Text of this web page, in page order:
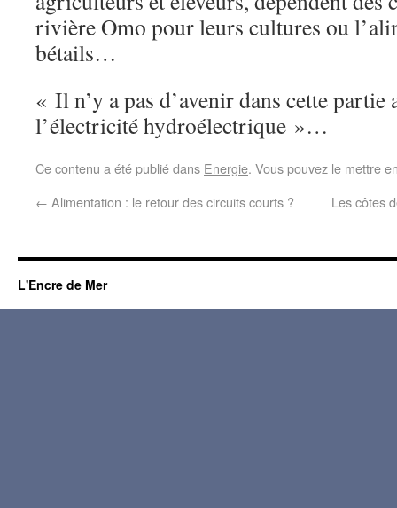
rivière Omo pour leurs cultures ou
bétails…
« Il n’y a pas d’avenir dans cette
l’électricité hydroélectrique »…
Ce contenu a été publié dans Energie. Vous pouvez le mettre
← Alimentation : le retour des circuits courts ? Les côtes
L'Encre de Mer